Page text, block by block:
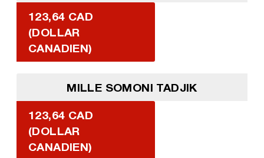
123,64 CAD
(DOLLAR
CANADIEN)
MILLE SOMONI TADJIK
123,64 CAD
(DOLLAR
CANADIEN)